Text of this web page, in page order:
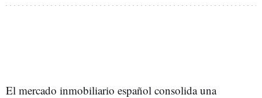
El mercado inmobiliario español consolida una